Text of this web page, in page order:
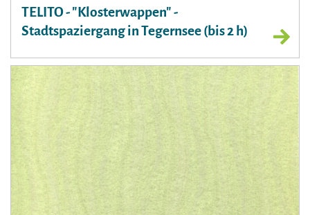
TELITO - "Klosterwappen" -
Stadtspaziergang in Tegernsee (bis 2 h)